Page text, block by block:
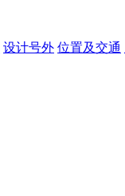
设计号外 位置及交通